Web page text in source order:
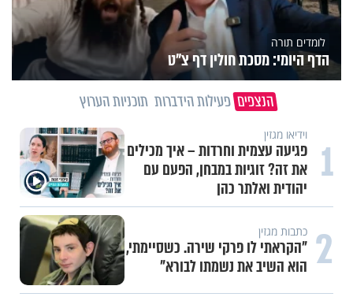
לומדים תורה
הדף היומי: מסכת חולין דף צ"ט
הנצפים פעילות הידברות תוכניות הערוץ
1 וידיאו מגזין
פגיעה עצמית וחרדות – איך מכילים
את זה? זוגיות במבחן, הפעם עם
יהודית ואלתר כהן
2 כתבות מגזין
"הקראתי לו פרקי שירה. כשסיימתי,
הוא השיב את נשמתו לבורא"